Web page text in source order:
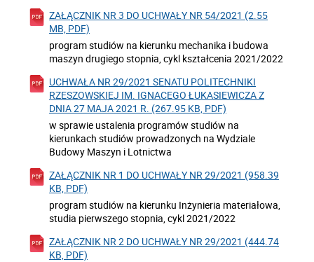
ZAŁĄCZNIK NR 3 DO UCHWAŁY NR 54/2021 (2.55
MB, PDF)
program studiów na kierunku mechanika i budowa
maszyn drugiego stopnia, cykl kształcenia 2021/2022
UCHWAŁA NR 29/2021 SENATU POLITECHNIKI
RZESZOWSKIEJ IM. IGNACEGO ŁUKASIEWICZA Z
DNIA 27 MAJA 2021 R. (267.95 KB, PDF)
w sprawie ustalenia programów studiów na
kierunkach studiów prowadzonych na Wydziale
Budowy Maszyn i Lotnictwa
ZAŁĄCZNIK NR 1 DO UCHWAŁY NR 29/2021 (958.39
KB, PDF)
program studiów na kierunku Inżynieria materiałowa,
studia pierwszego stopnia, cykl 2021/2022
ZAŁĄCZNIK NR 2 DO UCHWAŁY NR 29/2021 (444.74
KB, PDF)